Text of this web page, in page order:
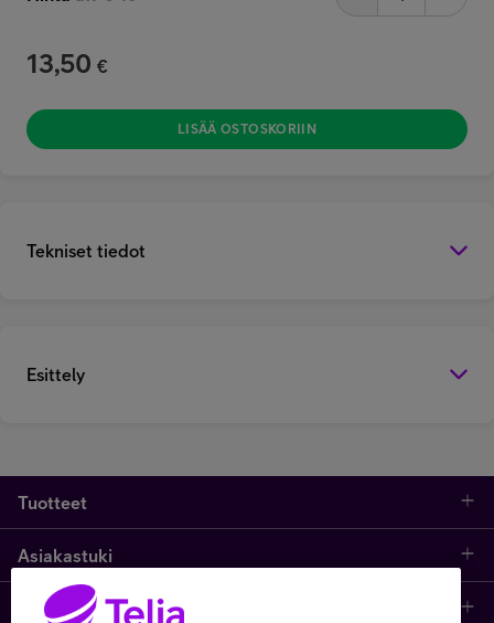
13,50 €
LISÄÄ OSTOSKORIIN
Tekniset tiedot
Esittely
Tuotteet
Kauppa
IT-palvelut
Asiakastuki
Etusivu
Opi ja inspiroidu